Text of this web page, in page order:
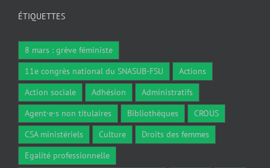
ÉTIQUETTES
8 mars : grève féministe
11e congrès national du SNASUB-FSU
Actions
Action sociale
Adhésion
Administratifs
Agent·e·s non titulaires
Bibliothèques
CROUS
CSA ministériels
Culture
Droits des femmes
Egalité professionnelle